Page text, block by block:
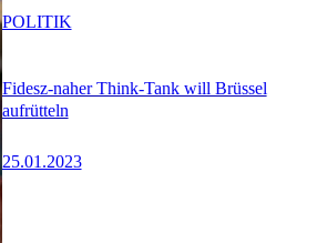
Fidesz-naher Think-Tank will Brüssel
aufrütteln
25.01.2023
POLITIK